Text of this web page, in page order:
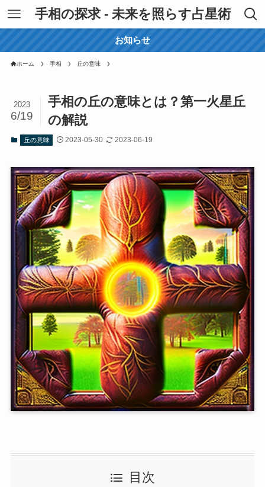
手相の探求 - 未来を照らす占星術
お知らせ
ホーム 手相 丘の意味
手相の丘の意味とは？第一火星丘
の解説
2023
6/19
丘の意味 2023-05-30 2023-06-19
目次